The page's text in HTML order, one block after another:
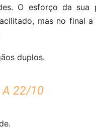
O esforço da sua
mas no final
duplos.
A 22/10